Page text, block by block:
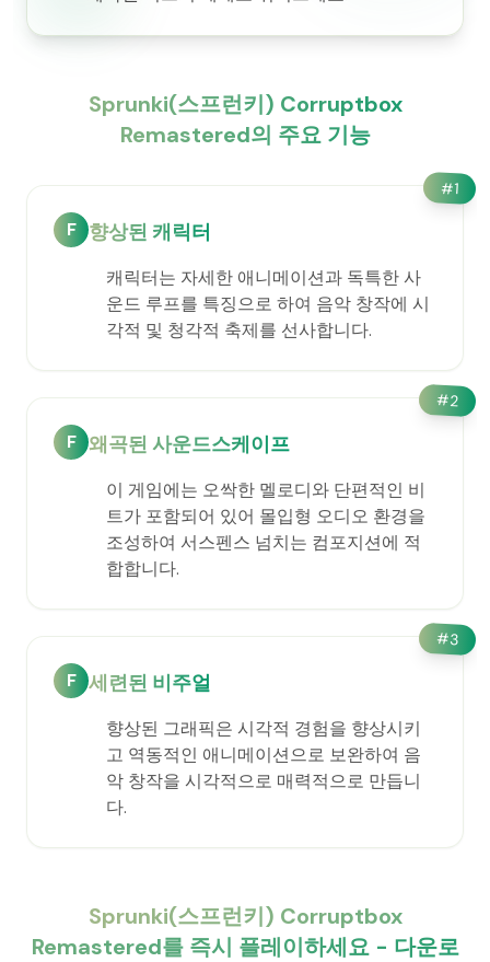
Sprunki(스프런키) Corruptbox
Remastered의 주요 기능
#1
F 향상된 캐릭터
캐릭터는 자세한 애니메이션과 독특한 사
운드 루프를 특징으로 하여 음악 창작에 시
각적 및 청각적 축제를 선사합니다.
#2
F 왜곡된 사운드스케이프
이 게임에는 오싹한 멜로디와 단편적인 비
트가 포함되어 있어 몰입형 오디오 환경을
조성하여 서스펜스 넘치는 컴포지션에 적
합합니다.
#3
F 세련된 비주얼
향상된 그래픽은 시각적 경험을 향상시키
고 역동적인 애니메이션으로 보완하여 음
악 창작을 시각적으로 매력적으로 만듭니
다.
Sprunki(스프런키) Corruptbox
Remastered를 즉시 플레이하세요 - 다운로